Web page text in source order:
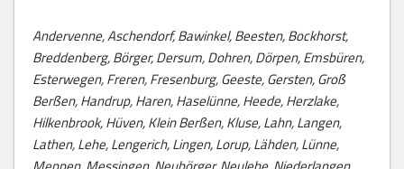
Andervenne, Aschendorf, Bawinkel, Beesten, Bockhorst,
Breddenberg, Börger, Dersum, Dohren, Dörpen, Emsbüren,
Esterwegen, Freren, Fresenburg, Geeste, Gersten, Groß
Berßen, Handrup, Haren, Haselünne, Heede, Herzlake,
Hilkenbrook, Hüven, Klein Berßen, Kluse, Lahn, Langen,
Lathen, Lehe, Lengerich, Lingen, Lorup, Lähden, Lünne,